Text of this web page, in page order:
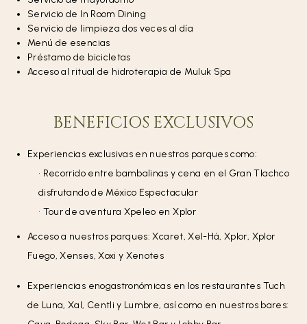
Servicio de In Room Dining
Servicio de limpieza dos veces al día
Menú de esencias
Préstamo de bicicletas
Acceso al ritual de hidroterapia de Muluk Spa
BENEFICIOS EXCLUSIVOS
Experiencias exclusivas en nuestros parques como:
• Recorrido entre bambalinas y cena en el Gran Tlachco
disfrutando de México Espectacular
• Tour de aventura Xpeleo en Xplor
Acceso a nuestros parques: Xcaret, Xel-Há, Xplor, Xplor
Fuego, Xenses, Xoxi y Xenotes
Experiencias enogastronómicas en los restaurantes Tuch
de Luna, Xal, Centli y Lumbre, así como en nuestros bares: